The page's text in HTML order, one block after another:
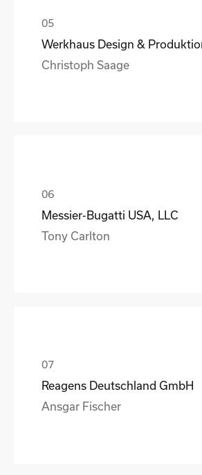
Werkhaus Design &
Christoph Saage
Messier-Bugatti USA, LLC
Tony Carlton
Reagens Deutschland GmbH
Ansgar Fischer